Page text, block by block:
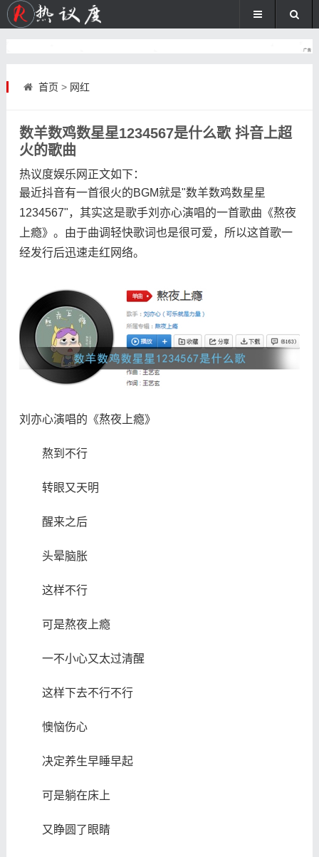
首页 > 网红
数羊数鸡数星星1234567是什么歌 抖音上超
火的歌曲
热议度娱乐网 正文如下：
最近抖音有一首很火的BGM就是"数羊数鸡数星星
1234567"，其实这是歌手刘亦心演唱的一首歌曲《熬夜
上瘾》。由于曲调轻快歌词也是很可爱，所以这首歌一
经发行后迅速走红网络。
刘亦心演唱的《熬夜上瘾》
熬到不行
转眼又天明
醒来之后
头晕脑胀
这样不行
可是熬夜上瘾
一不小心又太过清醒
这样下去不行不行
懊恼伤心
决定养生早睡早起
可是躺在床上
又睁圆了眼睛